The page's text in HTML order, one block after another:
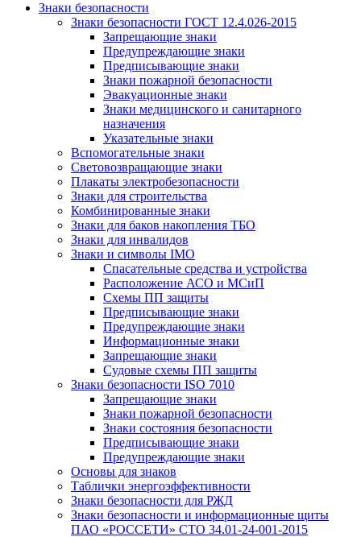
Знаки безопасности
Знаки безопасности ГОСТ 12.4.026-2015
Запрещающие знаки
Предупреждающие знаки
Предписывающие знаки
Знаки пожарной безопасности
Эвакуационные знаки
Знаки медицинского и санитарного
назначения
Указательные знаки
Вспомогательные знаки
Световозвращающие знаки
Плакаты электробезопасности
Знаки для строительства
Комбинированные знаки
Знаки для баков накопления ТБО
Знаки для инвалидов
Знаки и символы IMO
Спасательные средства и устройства
Расположение АСО и МСиП
Схемы ПП защиты
Предписывающие знаки
Предупреждающие знаки
Информационные знаки
Запрещающие знаки
Судовые схемы ПП защиты
Знаки безопасности ISO 7010
Запрещающие знаки
Знаки пожарной безопасности
Знаки состояния безопасности
Предписывающие знаки
Предупреждающие знаки
Основы для знаков
Таблички энергоэффективности
Знаки безопасности для РЖД
Знаки безопасности и информационные щиты
ПАО «РОССЕТИ» СТО 34.01-24-001-2015